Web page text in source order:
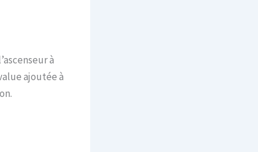
à
ajoutée à